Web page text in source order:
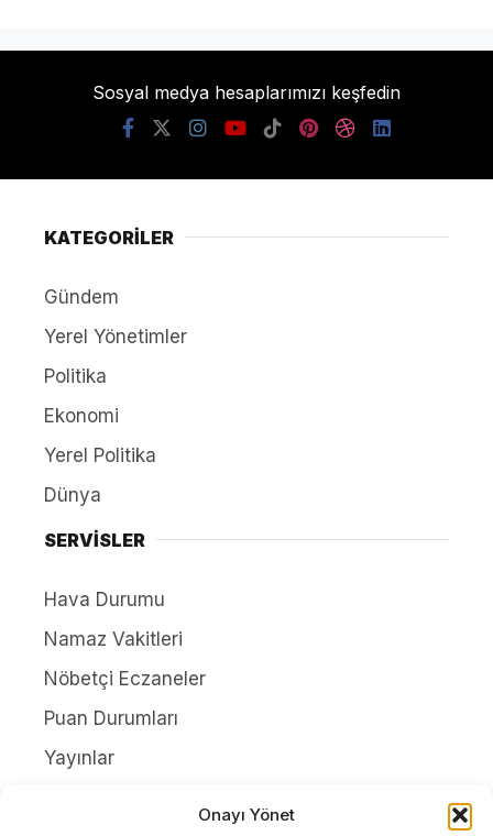
Onayı Yönet
Sosyal medya hesaplarımızı keşfedin
KATEGORİLER
Gündem
Yerel Yönetimler
Politika
Ekonomi
Yerel Politika
Dünya
SERVİSLER
Hava Durumu
Namaz Vakitleri
Nöbetçi Eczaneler
Puan Durumları
Yayınlar